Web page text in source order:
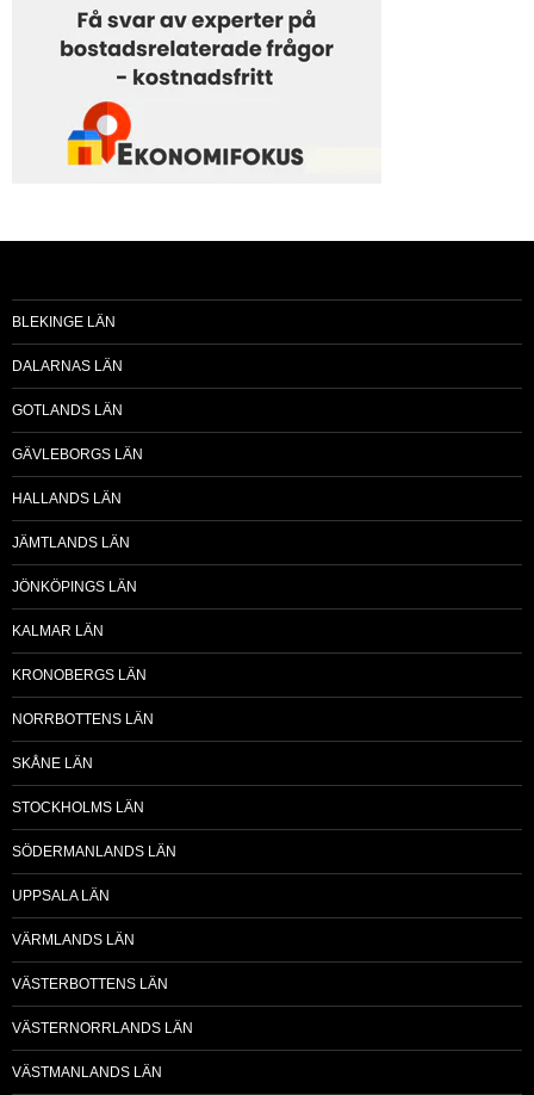
BLEKINGE LÄN
DALARNAS LÄN
GOTLANDS LÄN
GÄVLEBORGS LÄN
HALLANDS LÄN
JÄMTLANDS LÄN
JÖNKÖPINGS LÄN
KALMAR LÄN
KRONOBERGS LÄN
NORRBOTTENS LÄN
SKÅNE LÄN
STOCKHOLMS LÄN
SÖDERMANLANDS LÄN
UPPSALA LÄN
VÄRMLANDS LÄN
VÄSTERBOTTENS LÄN
VÄSTERNORRLANDS LÄN
VÄSTMANLANDS LÄN